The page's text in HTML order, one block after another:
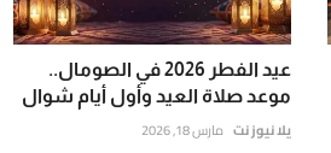
عيد الفطر 2026 في الصومال..
موعد صلاة العيد وأول أيام شوال
يلا نيوز نت مارس 18, 2026